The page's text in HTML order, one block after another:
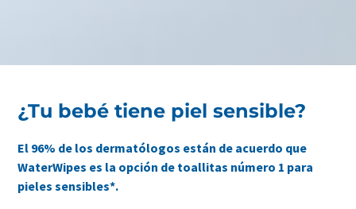
¿Tu bebé tiene piel sensible?
El 96% de los dermatólogos están de acuerdo que
WaterWipes es la opción de toallitas número 1 para
pieles sensibles*.